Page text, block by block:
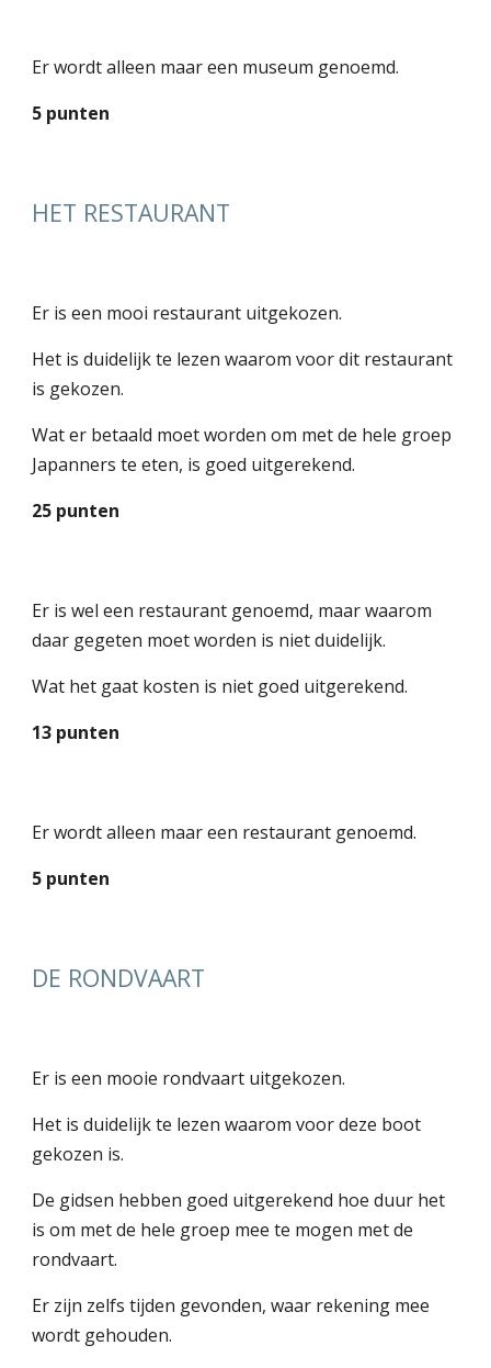
Er wordt alleen maar een museum genoemd.
5 punten
HET RESTAURANT
Er is een mooi restaurant uitgekozen.
Het is duidelijk te lezen waarom voor dit restaurant
is gekozen.
Wat er betaald moet worden om met de hele groep
Japanners te eten, is goed uitgerekend.
25 punten
Er is wel een restaurant genoemd, maar waarom
daar gegeten moet worden is niet duidelijk.
Wat het gaat kosten is niet goed uitgerekend.
13 punten
Er wordt alleen maar een restaurant genoemd.
5 punten
DE RONDVAART
Er is een mooie rondvaart uitgekozen.
Het is duidelijk te lezen waarom voor deze boot
gekozen is.
De gidsen hebben goed uitgerekend hoe duur het
is om met de hele groep mee te mogen met de
rondvaart.
Er zijn zelfs tijden gevonden, waar rekening mee
wordt gehouden.